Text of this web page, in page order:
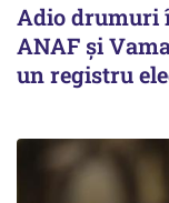
Adio drumuri
ANAF și
un registru